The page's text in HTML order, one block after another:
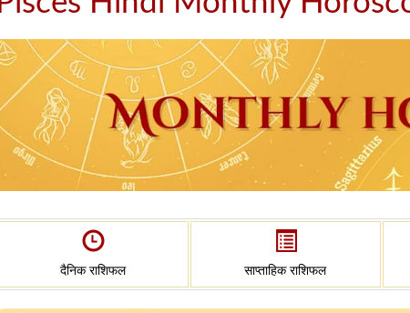
दैनिक राशिफल साप्ताहिक राशिफल